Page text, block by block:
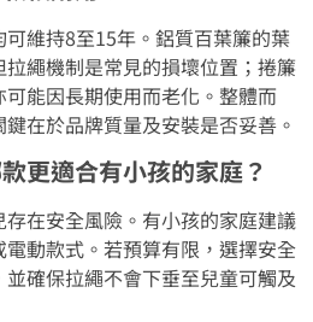
維持8至15年。鋁質百葉簾的葉
繩機制是常見的損壞位置；捲簾
能因長期使用而老化。整體而
在於品牌質量及安裝是否妥善。
更適合有小孩的家庭？
在安全風險。有小孩的家庭建議
動款式。若預算有限，選擇安全
確保拉繩不會下垂至兒童可觸及